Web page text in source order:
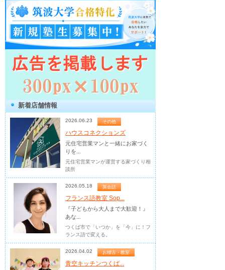
新着店舗情報
2026.06.23 その他
ハウスコネクションズ
元住宅営業マンと一緒にお家づく
りを...
元住宅営業マンが運営する家づくり相
談所
2026.05.18 英会話
フランス語教室 Sop...
『子どもから大人まで大歓迎！』
あな...
つくば市で「いつか」を「今」に！フ
ランス語で変える。
2026.04.02 お稽古・教室
青空キッチンつくば...